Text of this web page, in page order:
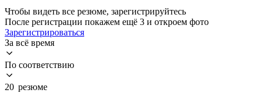
Чтобы видеть все резюме, зарегистрируйтесь
После регистрации покажем ещё 3 и откроем фото
Зарегистрироваться
За всё время
По соответствию
20 резюме